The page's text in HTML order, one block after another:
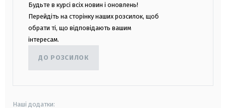
Будьте в курсі всіх новин і оновлень!
Перейдіть на сторінку наших розсилок, щоб
обрати ті, що відповідають вашим
інтересам.
ДО РОЗСИЛОК
Наші додатки: